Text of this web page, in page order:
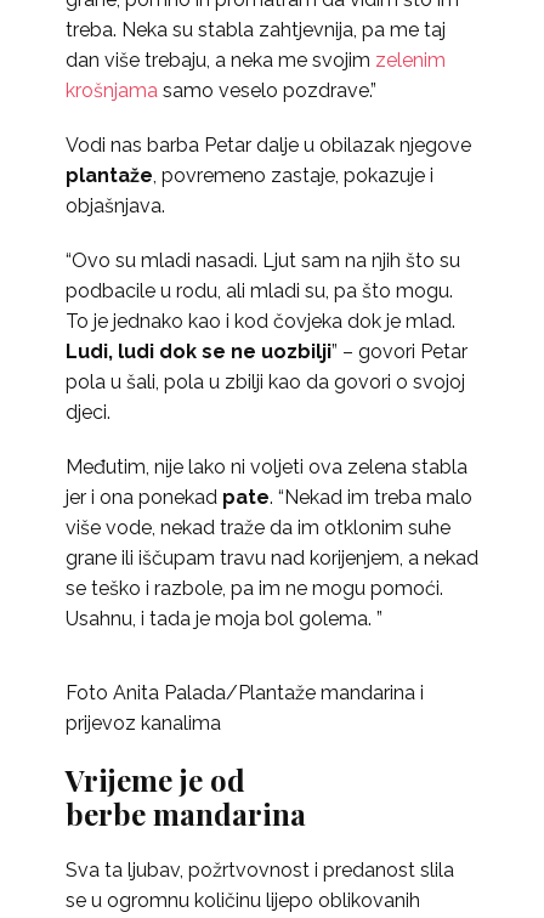
treba. Neka su stabla zahtjevnija, pa me taj
dan više trebaju, a neka me svojim zelenim
krošnjama samo veselo pozdrave.”
Vodi nas barba Petar dalje u obilazak njegove
plantaže, povremeno zastaje, pokazuje i
objašnjava.
“Ovo su mladi nasadi. Ljut sam na njih što su
podbacile u rodu, ali mladi su, pa što mogu.
To je jednako kao i kod čovjeka dok je mlad.
Ludi, ludi dok se ne uozbilji” – govori Petar
pola u šali, pola u zbilji kao da govori o svojoj
djeci.
Međutim, nije lako ni voljeti ova zelena stabla
jer i ona ponekad pate. “Nekad im treba malo
više vode, nekad traže da im otklonim suhe
grane ili iščupam travu nad korijenjem, a nekad
se teško i razbole, pa im ne mogu pomoći.
Usahnu, i tada je moja bol golema. ”
Foto Anita Palada/Plantaže mandarina i
prijevoz kanalima
Vrijeme je od
berbe mandarina
Sva ta ljubav, požrtvovnost i predanost slila
se u ogromnu količinu lijepo oblikovanih